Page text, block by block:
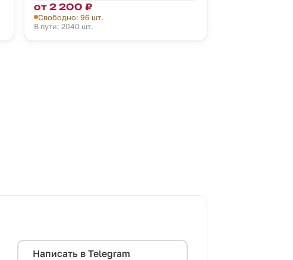
от 2 200 ₽
Свободно: 96 шт.
В пути: 2040 шт.
Написать в Telegram